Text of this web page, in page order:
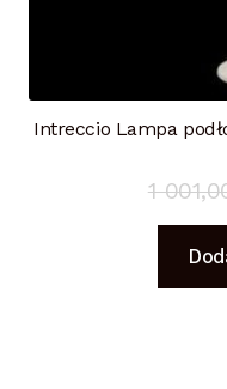
Intreccio Lampa
1